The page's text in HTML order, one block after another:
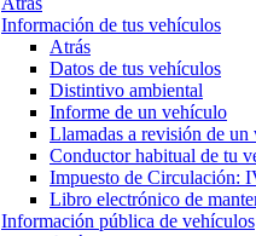
Información de tus vehículos
Atrás
Datos de tus vehículos
Distintivo ambiental
Informe de un vehículo
Llamadas a revisión de un
Conductor habitual de tu
Impuesto de Circulación:
Libro electrónico de
Información pública de vehículos